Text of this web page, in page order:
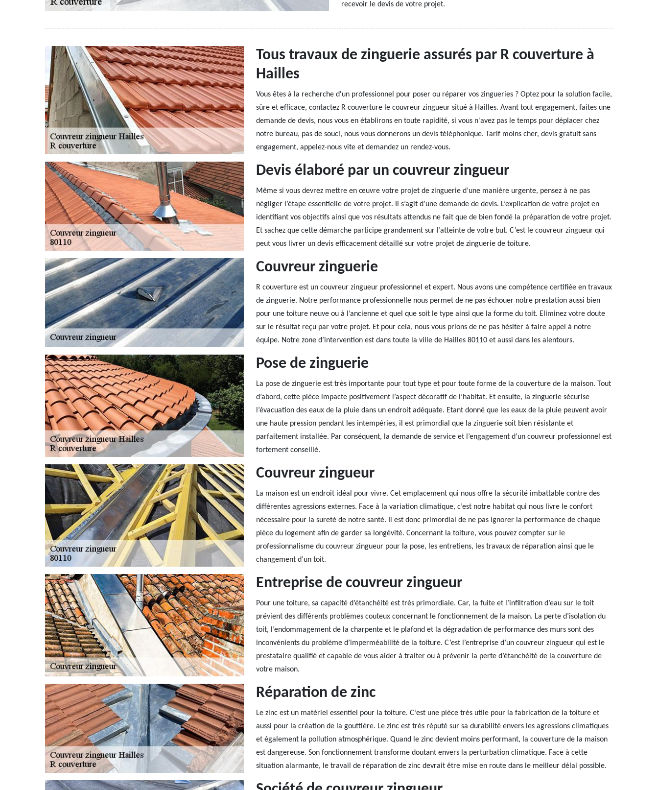
recevoir le devis de votre projet.
Tous travaux de zinguerie assurés par R couverture à
Hailles
Vous êtes à la recherche d'un professionnel pour poser ou réparer vos zingueries ? Optez pour la solution facile,
sûre et efficace, contactez R couverture le couvreur zingueur situé à Hailles. Avant tout engagement, faites une
demande de devis, nous vous en établirons en toute rapidité, si vous n'avez pas le temps pour déplacer chez
notre bureau, pas de souci, nous vous donnerons un devis téléphonique. Tarif moins cher, devis gratuit sans
engagement, appelez-nous vite et demandez un rendez-vous.
Devis élaboré par un couvreur zingueur
Même si vous devrez mettre en œuvre votre projet de zinguerie d’une manière urgente, pensez à ne pas
négliger l’étape essentielle de votre projet. Il s’agit d’une demande de devis. L’explication de votre projet en
identifiant vos objectifs ainsi que vos résultats attendus ne fait que de bien fondé la préparation de votre projet.
Et sachez que cette démarche participe grandement sur l’atteinte de votre but. C’est le couvreur zingueur qui
peut vous livrer un devis efficacement détaillé sur votre projet de zinguerie de toiture.
Couvreur zinguerie
R couverture est un couvreur zingueur professionnel et expert. Nous avons une compétence certifiée en travaux
de zinguerie. Notre performance professionnelle nous permet de ne pas échouer notre prestation aussi bien
pour une toiture neuve ou à l’ancienne et quel que soit le type ainsi que la forme du toit. Eliminez votre doute
sur le résultat reçu par votre projet. Et pour cela, nous vous prions de ne pas hésiter à faire appel à notre
équipe. Notre zone d’intervention est dans toute la ville de Hailles 80110 et aussi dans les alentours.
Pose de zinguerie
La pose de zinguerie est très importante pour tout type et pour toute forme de la couverture de la maison. Tout
d’abord, cette pièce impacte positivement l’aspect décoratif de l’habitat. Et ensuite, la zinguerie sécurise
l’évacuation des eaux de la pluie dans un endroit adéquate. Etant donné que les eaux de la pluie peuvent avoir
une haute pression pendant les intempéries, il est primordial que la zinguerie soit bien résistante et
parfaitement installée. Par conséquent, la demande de service et l’engagement d’un couvreur professionnel est
fortement conseillé.
Couvreur zingueur
La maison est un endroit idéal pour vivre. Cet emplacement qui nous offre la sécurité imbattable contre des
différentes agressions externes. Face à la variation climatique, c’est notre habitat qui nous livre le confort
nécessaire pour la sureté de notre santé. Il est donc primordial de ne pas ignorer la performance de chaque
pièce du logement afin de garder sa longévité. Concernant la toiture, vous pouvez compter sur le
professionnalisme du couvreur zingueur pour la pose, les entretiens, les travaux de réparation ainsi que le
changement d’un toit.
Entreprise de couvreur zingueur
Pour une toiture, sa capacité d’étanchéité est très primordiale. Car, la fuite et l’infiltration d’eau sur le toit
prévient des différents problèmes couteux concernant le fonctionnement de la maison. La perte d’isolation du
toit, l’endommagement de la charpente et le plafond et la dégradation de performance des murs sont des
inconvénients du problème d’imperméabilité de la toiture. C’est l’entreprise d’un couvreur zingueur qui est le
prestataire qualifié et capable de vous aider à traiter ou à prévenir la perte d’étanchéité de la couverture de
votre maison.
Réparation de zinc
Le zinc est un matériel essentiel pour la toiture. C’est une pièce très utile pour la fabrication de la toiture et
aussi pour la création de la gouttière. Le zinc est très réputé sur sa durabilité envers les agressions climatiques
et également la pollution atmosphérique. Quand le zinc devient moins performant, la couverture de la maison
est dangereuse. Son fonctionnement transforme doutant envers la perturbation climatique. Face à cette
situation alarmante, le travail de réparation de zinc devrait être mise en route dans le meilleur délai possible.